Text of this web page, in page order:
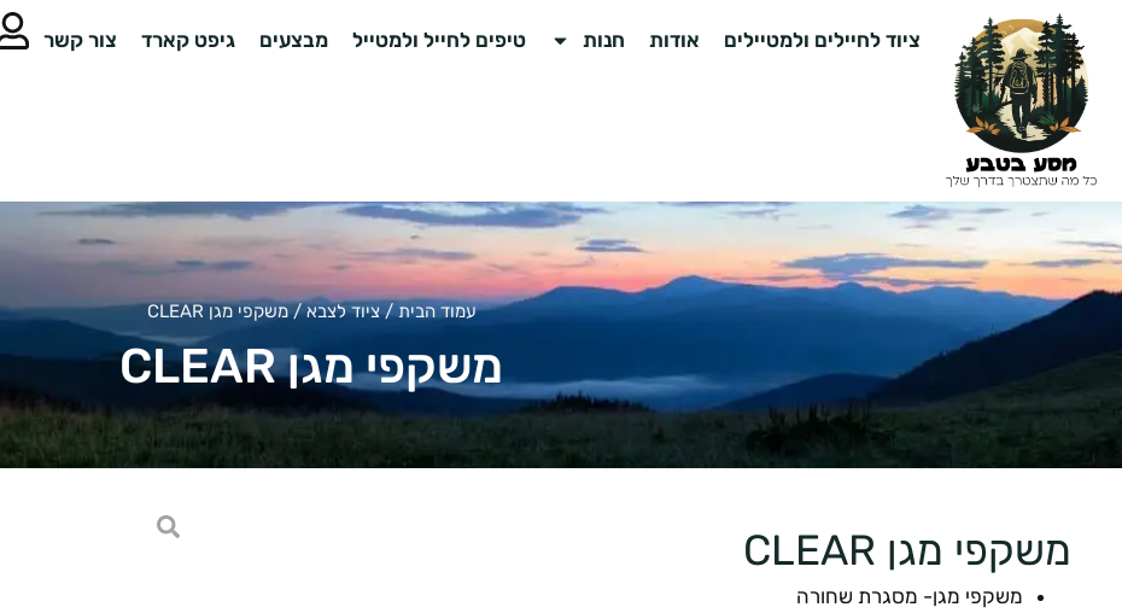
ציוד לחיילים ולמטיילים אודות חנות טיפים לחייל ולמטייל מבצעים גיפט קארד צור קשר
עמוד הבית/ציוד לצבא/ משקפי מגן CLEAR
משקפי מגן CLEAR
משקפי מגן CLEAR
משקפי מגן- מסגרת שחורה